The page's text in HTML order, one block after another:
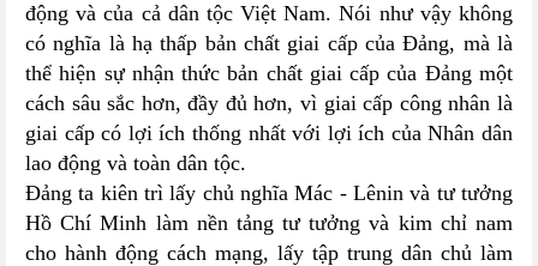
động và của cả dân tộc Việt Nam. Nói như vậy không
có nghĩa là hạ thấp bản chất giai cấp của Đảng, mà là
thể hiện sự nhận thức bản chất giai cấp của Đảng một
cách sâu sắc hơn, đầy đủ hơn, vì giai cấp công nhân là
giai cấp có lợi ích thống nhất với lợi ích của Nhân dân
lao động và toàn dân tộc.
Đảng ta kiên trì lấy chủ nghĩa Mác - Lênin và tư tưởng
Hồ Chí Minh làm nền tảng tư tưởng và kim chỉ nam
cho hành động cách mạng, lấy tập trung dân chủ làm